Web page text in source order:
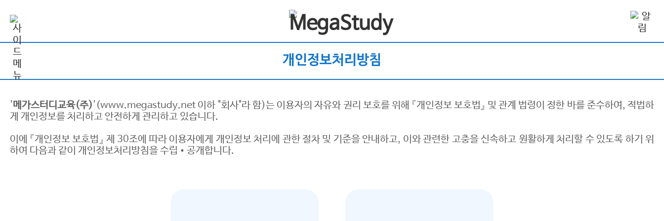
개인정보처리방침
'메가스터디교육(주)'(www.megastudy.net 이하 "회사"라 함)는 이용자의 자유와 권리 보호를 위해 『개인정보 보호법』 및 관계 법령이 정한 바를 준수하여, 적법하
게 개인정보를 처리하고 안전하게 관리하고 있습니다.
이에 『개인정보 보호법』 제 30조에 따라 이용자에게 개인정보 처리에 관한 절차 및 기준을 안내하고, 이와 관련한 고충을 신속하고 원활하게 처리할 수 있도록 하기 위
하여 다음과 같이 개인정보처리방침을 수립•공개합니다.